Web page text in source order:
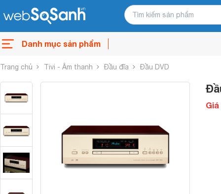
Danh mục sản phẩm
Trang chủ Tivi - Âm thanh Đầu đĩa Đầu DVD
Giá